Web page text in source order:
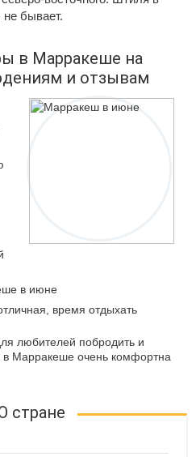
не бывает.
в Марракеше на
и отзывам
в июне
время отдыхать
любителей побродить и
в Марракеше очень комфортна
стране